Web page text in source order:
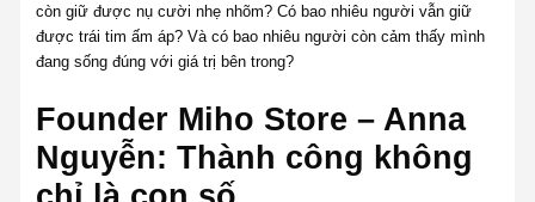
còn giữ được nụ cười nhẹ nhõm? Có bao nhiêu người vẫn giữ
được trái tim ấm áp? Và có bao nhiêu người còn cảm thấy mình
đang sống đúng với giá trị bên trong?
Founder Miho Store – Anna
Nguyễn: Thành công không